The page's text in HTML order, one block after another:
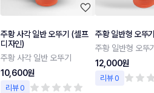
주황 사각 일반 오뚜기 (셀프
디자인)
주황 사각 일반 오뚜기
10,600원
리뷰 0
주황 일반형 오뚜기
주황 일반형 오뚜기
12,000원
리뷰 0